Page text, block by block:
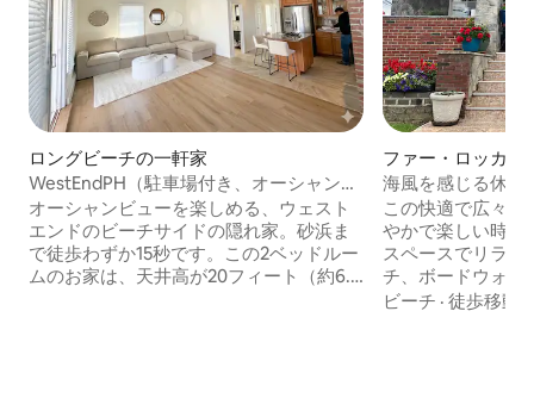
ロングビーチの一軒家
WestEndPH（駐車場付き、オーシャンビ
ュー）
オーシャンビューを楽しめる、ウェスト
エンドのビーチサイドの隠れ家。砂浜ま
で徒歩わずか15秒です。この2ベッドルー
ムのお家は、天井高が20フィート（約6.1
ファー・ロッカウ
海風を感じる休暇
この快適で広々と
やかで楽しい時間
スペースでリラッ
チ、ボードウォー
ハッタン行きA系
ビーチ ·徒歩移動